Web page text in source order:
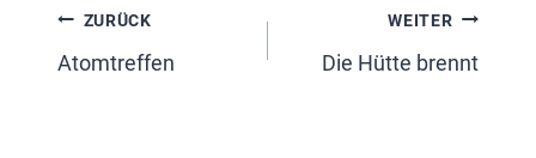
Beitragsnavigation
ZURÜCK
Atomtreffen
WEITER
Die Hütte brennt